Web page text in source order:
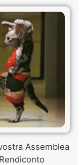
Assemblea